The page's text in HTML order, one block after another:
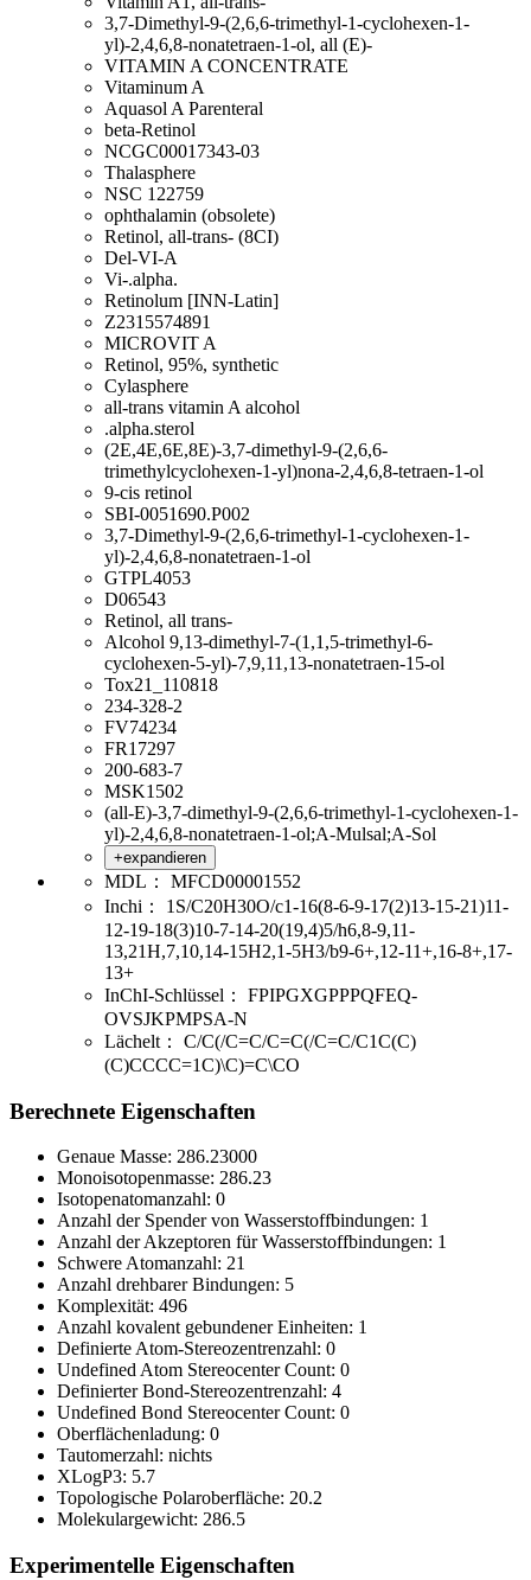
3,7-Dimethyl-9-(2,6,6-trimethyl-1-cyclohexen-1-
yl)-2,4,6,8-nonatetraen-1-ol, all (E)-
VITAMIN A CONCENTRATE
Vitaminum A
Aquasol A Parenteral
beta-Retinol
NCGC00017343-03
Thalasphere
NSC 122759
ophthalamin (obsolete)
Retinol, all-trans- (8CI)
Del-VI-A
Vi-.alpha.
Retinolum [INN-Latin]
Z2315574891
MICROVIT A
Retinol, 95%, synthetic
Cylasphere
all-trans vitamin A alcohol
.alpha.sterol
(2E,4E,6E,8E)-3,7-dimethyl-9-(2,6,6-
trimethylcyclohexen-1-yl)nona-2,4,6,8-tetraen-1-ol
9-cis retinol
SBI-0051690.P002
3,7-Dimethyl-9-(2,6,6-trimethyl-1-cyclohexen-1-
yl)-2,4,6,8-nonatetraen-1-ol
GTPL4053
D06543
Retinol, all trans-
Alcohol 9,13-dimethyl-7-(1,1,5-trimethyl-6-
cyclohexen-5-yl)-7,9,11,13-nonatetraen-15-ol
Tox21_110818
234-328-2
FV74234
FR17297
200-683-7
MSK1502
(all-E)-3,7-dimethyl-9-(2,6,6-trimethyl-1-cyclohexen-1-
yl)-2,4,6,8-nonatetraen-1-ol;A-Mulsal;A-Sol
+expandieren
MDL：
MFCD00001552
Inchi：
1S/C20H30O/c1-16(8-6-9-17(2)13-15-21)11-
12-19-18(3)10-7-14-20(19,4)5/h6,8-9,11-
13,21H,7,10,14-15H2,1-5H3/b9-6+,12-11+,16-8+,17-
13+
InChI-Schlüssel：
FPIPGXGPPPQFEQ-
OVSJKPMPSA-N
Lächelt：
C/C(/C=C/C=C(/C=C/C1C(C)
(C)CCCC=1C)\C)=C\CO
Berechnete Eigenschaften
Genaue Masse: 286.23000
Monoisotopenmasse: 286.23
Isotopenatomanzahl: 0
Anzahl der Spender von Wasserstoffbindungen: 1
Anzahl der Akzeptoren für Wasserstoffbindungen: 1
Schwere Atomanzahl: 21
Anzahl drehbarer Bindungen: 5
Komplexität: 496
Anzahl kovalent gebundener Einheiten: 1
Definierte Atom-Stereozentrenzahl: 0
Undefined Atom Stereocenter Count: 0
Definierter Bond-Stereozentrenzahl: 4
Undefined Bond Stereocenter Count: 0
Oberflächenladung: 0
Tautomerzahl: nichts
XLogP3: 5.7
Topologische Polaroberfläche: 20.2
Molekulargewicht: 286.5
Experimentelle Eigenschaften